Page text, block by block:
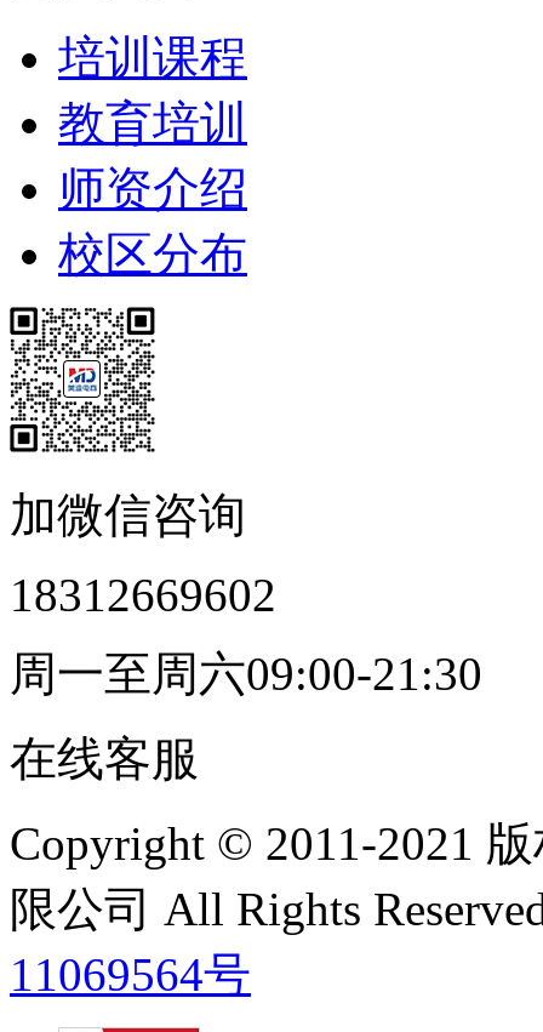
培训课程
教育培训
师资介绍
校区分布
加微信咨询
18312669602
周一至周六09:00-21:30
在线客服
Copyright © 2011-2021
限公司 All Rights
11069564号